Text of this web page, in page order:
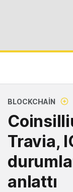
BLOCKCHAIN
Travia,
anlattı